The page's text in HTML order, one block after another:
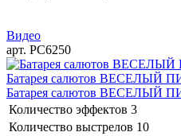
Видео
арт. РС6250
Батарея салютов ВЕСЕЛЫЙ
Батарея салютов ВЕСЕЛЫЙ
Количество эффектов 3
Количество выстрелов 10